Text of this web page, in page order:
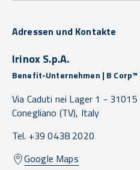
Adressen und Kontakte
Irinox S.p.A.
Benefit-Unternehmen | B Corp™
Via Caduti nei Lager 1 - 31015
Conegliano (TV), Italy
Tel. +39 0438 2020
Google Maps